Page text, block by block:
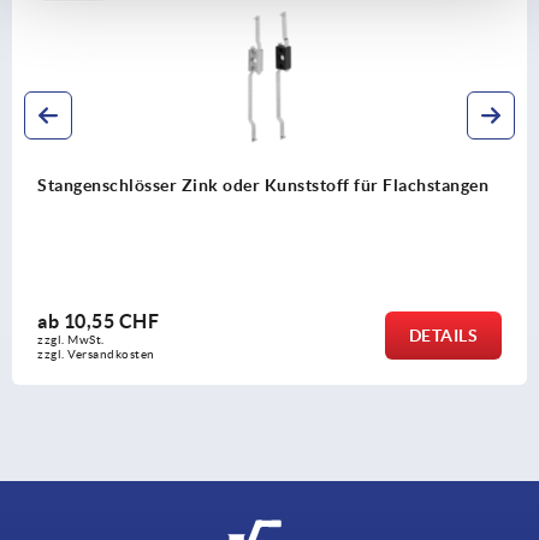
Stangenschlösser Zink oder Kunststoff für Flachstangen
ab10,55 CHF
zzgl. MwSt.
zzgl. Versandkosten
DETAILS